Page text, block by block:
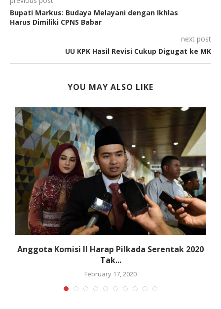
Bupati Markus: Budaya Melayani dengan Ikhlas
Harus Dimiliki CPNS Babar
next post
UU KPK Hasil Revisi Cukup Digugat ke MK
YOU MAY ALSO LIKE
Anggota Komisi II Harap Pilkada Serentak 2020
Tak...
February 17, 2020